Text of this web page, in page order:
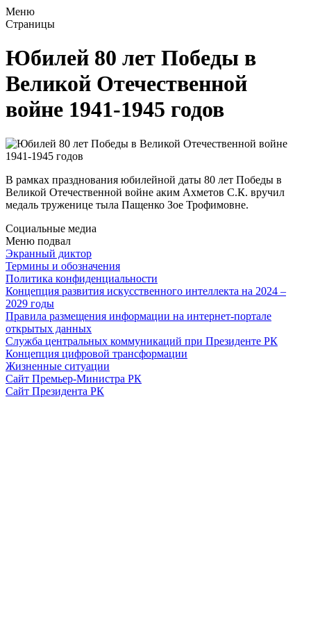
Меню
Страницы
Юбилей 80 лет Победы в
Великой Отечественной
войне 1941-1945 годов
В рамках празднования юбилейной даты 80 лет Победы в
Великой Отечественной войне аким Ахметов С.К. вручил
медаль труженице тыла Пащенко Зое Трофимовне.
Социальные медиа
Меню подвал
Экранный диктор
Термины и обозначения
Политика конфиденциальности
Концепция развития искусственного интеллекта на 2024 –
2029 годы
Правила размещения информации на интернет-портале
открытых данных
Служба центральных коммуникаций при Президенте РК
Концепция цифровой трансформации
Жизненные ситуации
Сайт Премьер-Министра РК
Сайт Президента РК